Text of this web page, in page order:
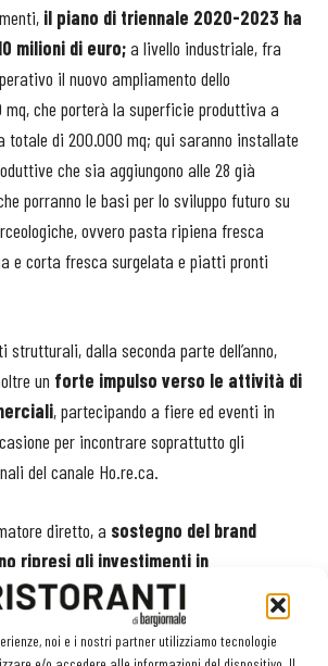
noi e i nostri partner utilizziamo tecnologie
il piano di triennale 2020-2023 ha
milioni di euro;a livello industriale, fra
il nuovo ampliamento dello
che porterà la superficie produttiva a
totale di 200.000 mq; qui saranno installate
che sia aggiungono alle 28 già
porranno le basi per lo sviluppo futuro su
ovvero pasta ripiena fresca
e corta fresca surgelata e piatti pronti
strutturali, dalla seconda parte dell’anno,
un forte impulso verso le attività di
, partecipando a fiere ed eventi in
per incontrare soprattutto gli
del canale Ho.re.ca.
diretto, a sostegno del brand
ripresi gli investimenti in
attività promozionali nei punti vendita della
una massiccia presenza nei canali
prima che Surgital dedica ai piatti pronti e